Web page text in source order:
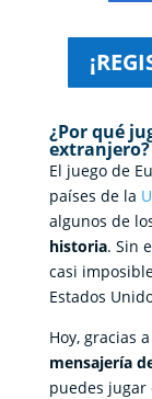
¿Por qué
extranjero?
El juego de
países de la
algunos de
historia. Sin
casi
Estados
Hoy, gracias
mensajería
puedes jugar